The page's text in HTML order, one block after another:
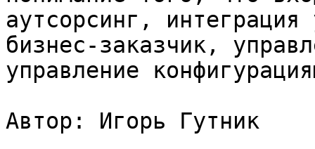
аутсорсинг,
бизнес-заказчик,
управление
Автор: Игорь Гутник